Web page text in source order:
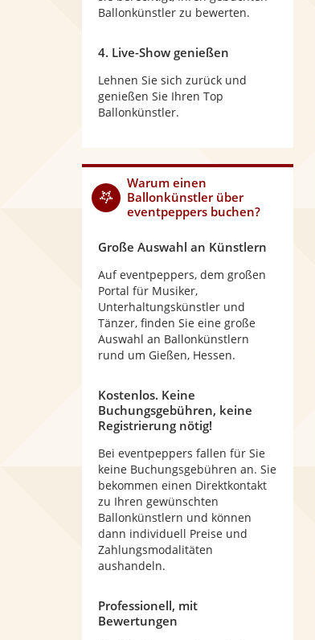
Ballonkünstler zu bewerten.
4. Live-Show genießen
Lehnen Sie sich zurück und
genießen Sie Ihren Top
Ballonkünstler.
Warum einen
Ballonkünstlerüber
eventpeppers buchen?
Große Auswahl an Künstlern
Auf eventpeppers, dem großen
Portal für Musiker,
Unterhaltungskünstler und
Tänzer, finden Sie eine große
Auswahl an Ballonkünstlern
rund um Gießen, Hessen.
Kostenlos. Keine
Buchungsgebühren, keine
Registrierung nötig!
Bei eventpeppers fallen für Sie
keine Buchungsgebühren an. Sie
bekommen einen Direktkontakt
zu Ihren gewünschten
Ballonkünstlern und können
dann individuell Preise und
Zahlungsmodalitäten
aushandeln.
Professionell, mit
Bewertungen